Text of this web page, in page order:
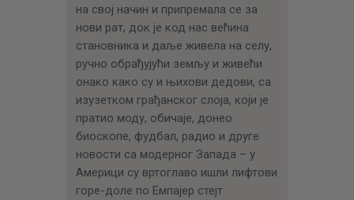
на свој начин и припремала се за
нови рат, док је код нас већина
становника и даље живела на селу,
ручно обрађујући земљу и живећи
онако како су и њихови дедови, са
изузетком грађанског слоја, који је
пратио моду, обичаје, донео
биоскопе, фудбал, радио и друге
новости са модерног Запада – у
Америци су вртоглаво ишли лифтови
горе-доле по Емпајер стејт